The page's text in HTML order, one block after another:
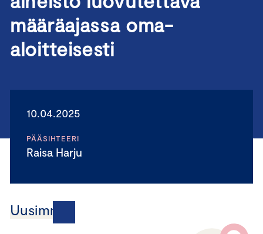
määräajassa oma-
aloitteisesti
10.04.2025
PÄÄSIHTEERI
Raisa Harju
Uusimmat